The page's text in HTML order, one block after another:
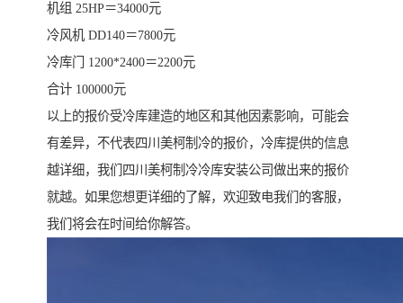
机组 25HP＝34000元
冷风机 DD140＝7800元
冷库门 1200*2400＝2200元
合计 100000元
以上的报价受冷库建造的地区和其他因素影响，可能会
有差异，不代表四川美柯制冷的报价，冷库提供的信息
越详细，我们四川美柯制冷冷库安装公司做出来的报价
就越。如果您想更详细的了解，欢迎致电我们的客服，
我们将会在时间给你解答。